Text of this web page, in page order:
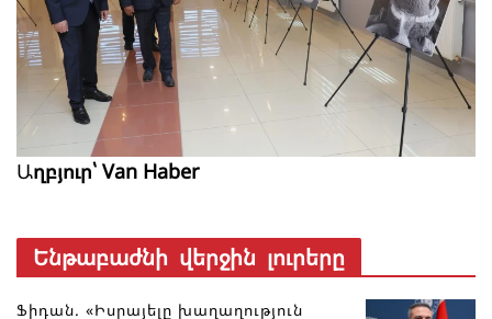
Աղբյուր՝ Van Haber
Ենթաբաժնի վերջին լուրերը
Ֆիդան. «Իսրայելը խաղաղություն